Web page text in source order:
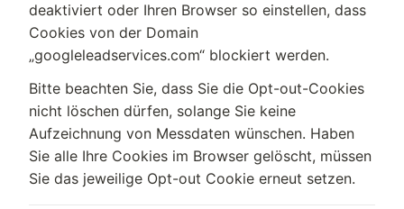
deaktiviert oder Ihren Browser so einstellen, dass
Cookies von der Domain
„googleleadservices.com“ blockiert werden.
Bitte beachten Sie, dass Sie die Opt-out-Cookies
nicht löschen dürfen, solange Sie keine
Aufzeichnung von Messdaten wünschen. Haben
Sie alle Ihre Cookies im Browser gelöscht, müssen
Sie das jeweilige Opt-out Cookie erneut setzen.